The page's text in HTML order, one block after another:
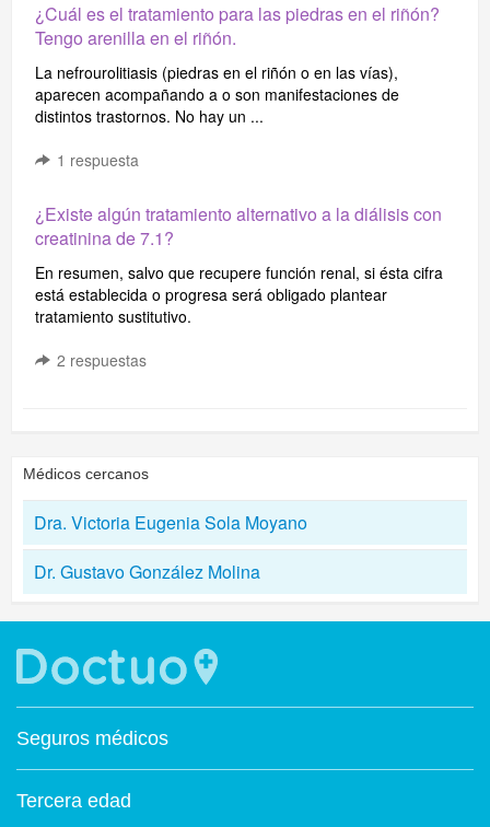
¿Cuál es el tratamiento para las piedras en el riñón?
Tengo arenilla en el riñón.
La nefrourolitiasis (piedras en el riñón o en las vías),
aparecen acompañando a o son manifestaciones de
distintos trastornos. No hay un ...
1 respuesta
¿Existe algún tratamiento alternativo a la diálisis con
creatinina de 7.1?
En resumen, salvo que recupere función renal, si ésta cifra
está establecida o progresa será obligado plantear
tratamiento sustitutivo.
2 respuestas
Médicos cercanos
Dra. Victoria Eugenia Sola Moyano
Dr. Gustavo González Molina
Seguros médicos
Tercera edad